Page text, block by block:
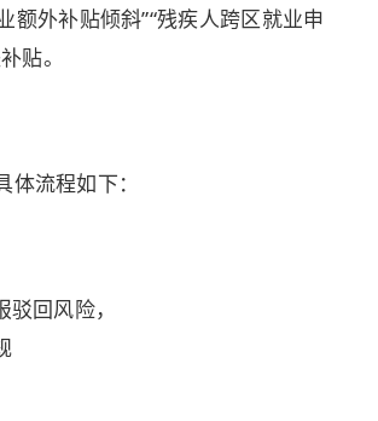
额外补贴倾斜”“残疾人跨区就业申
贴。
流程如下：
回风险，